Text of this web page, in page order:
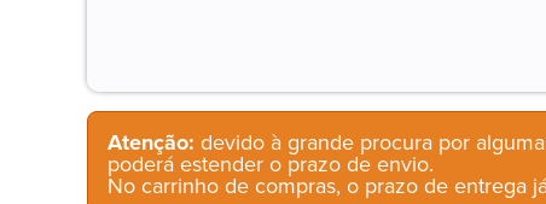
Atenção: devido à grande procura por
poderá estender o prazo de envio.
No carrinho de compras, o prazo de entrega